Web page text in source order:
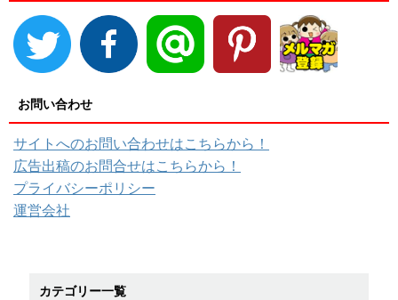
お問い合わせ
サイトへのお問い合わせはこちらから！
広告出稿のお問合せはこちらから！
プライバシーポリシー
運営会社
カテゴリー一覧